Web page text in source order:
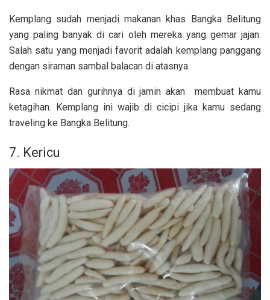
Kemplang sudah menjadi makanan khas Bangka Belitung
yang paling banyak di cari oleh mereka yang gemar jajan.
Salah satu yang menjadi favorit adalah kemplang panggang
dengan siraman sambal balacan di atasnya.
Rasa nikmat dan gurihnya di jamin akan membuat kamu
ketagihan. Kemplang ini wajib di cicipi jika kamu sedang
traveling ke Bangka Belitung.
7. Kericu